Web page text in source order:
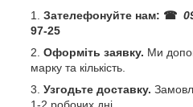
Зателефонуйте нам: ☎
97-25
Оформіть заявку. Ми
марку та кількість.
Узгодьте доставку.